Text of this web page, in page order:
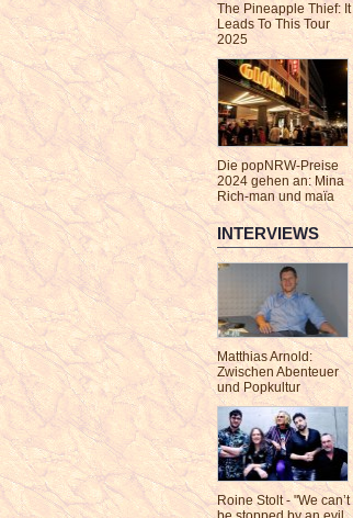
The Pineapple Thief: It
Leads To This Tour
2025
Die popNRW-Preise
2024 gehen an: Mina
Rich-man und maïa
INTERVIEWS
Matthias Arnold:
Zwischen Abenteuer
und Popkultur
Roine Stolt - "We can’t